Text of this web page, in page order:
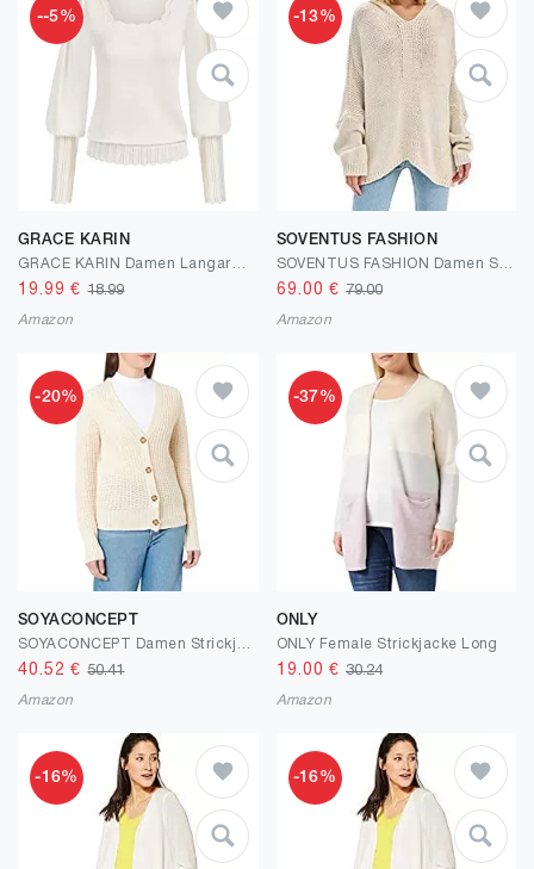
--5%
GRACE KARIN
GRACE KARIN Damen Langarm Rundhals Pullover Vintage elegant Sweater Laternenärmel H-Linie Tops
19.99 €18.99
Amazon
-13%
SOVENTUS FASHION
69.00 € 79.00
Amazon
-20%
SOYACONCEPT
40.52 €50.41
Amazon
-37%
ONLY
ONLY Female Strickjacke Long
19.00 € 30.24
Amazon
-16% -16%